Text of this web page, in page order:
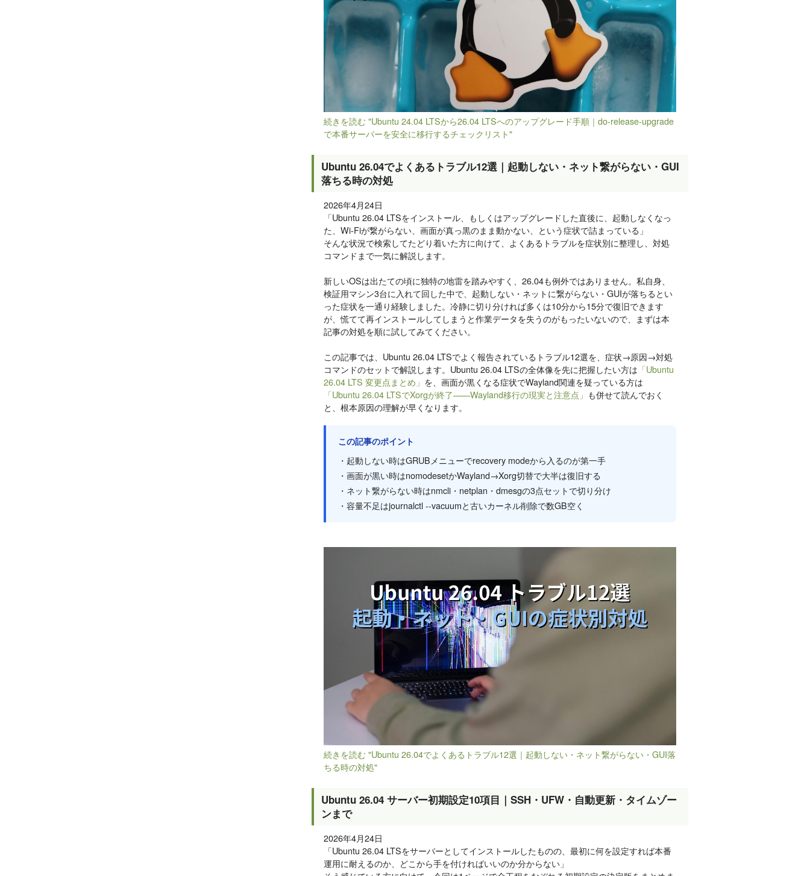
続きを読む "Ubuntu 24.04 LTSから26.04 LTSへのアップグレード手順｜do-release-upgrade
で本番サーバーを安全に移行するチェックリスト"
Ubuntu 26.04でよくあるトラブル12選｜起動しない・ネット繋がらない・GUI
落ちる時の対処
2026年4月24日
「Ubuntu 26.04 LTSをインストール、もしくはアップグレードした直後に、起動しなくなっ
た、Wi-Fiが繋がらない、画面が真っ黒のまま動かない、という症状で詰まっている」
そんな状況で検索してたどり着いた方に向けて、よくあるトラブルを症状別に整理し、対処
コマンドまで一気に解説します。
新しいOSは出たての頃に独特の地雷を踏みやすく、26.04も例外ではありません。私自身、
検証用マシン3台に入れて回した中で、起動しない・ネットに繋がらない・GUIが落ちるとい
った症状を一通り経験しました。冷静に切り分ければ多くは10分から15分で復旧できます
が、慌てて再インストールしてしまうと作業データを失うのがもったいないので、まずは本
記事の対処を順に試してみてください。
この記事では、Ubuntu 26.04 LTSでよく報告されているトラブル12選を、症状→原因→対処
コマンドのセットで解説します。Ubuntu 26.04 LTSの全体像を先に把握したい方は 「Ubuntu
26.04 LTS 変更点まとめ」 を、画面が黒くなる症状でWayland関連を疑っている方は
「Ubuntu 26.04 LTSでXorgが終了——Wayland移行の現実と注意点」 も併せて読んでおく
と、根本原因の理解が早くなります。
この記事のポイント
・起動しない時はGRUBメニューでrecovery modeから入るのが第一手
・画面が黒い時はnomodesetかWayland→Xorg切替で大半は復旧する
・ネット繋がらない時はnmcli・netplan・dmesgの3点セットで切り分け
・容量不足はjournalctl --vacuumと古いカーネル削除で数GB空く
続きを読む "Ubuntu 26.04でよくあるトラブル12選｜起動しない・ネット繋がらない・GUI落
ちる時の対処"
Ubuntu 26.04 サーバー初期設定10項目｜SSH・UFW・自動更新・タイムゾー
ンまで
2026年4月24日
「Ubuntu 26.04 LTSをサーバーとしてインストールしたものの、最初に何を設定すれば本番
運用に耐えるのか、どこから手を付ければいいのか分からない」